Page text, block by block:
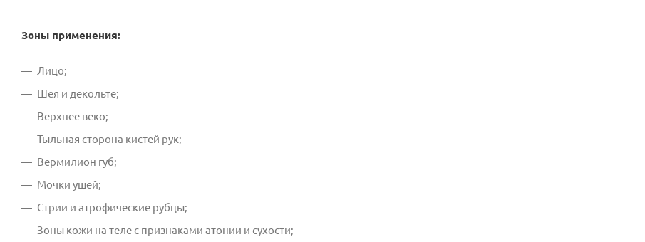
Зоны применения:
Лицо;
Шея и декольте;
Верхнее веко;
Тыльная сторона кистей рук;
Вермилион губ;
Мочки ушей;
Стрии и атрофические рубцы;
Зоны кожи на теле с признаками атонии и сухости;